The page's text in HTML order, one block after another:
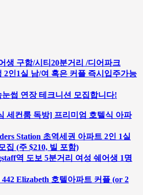
생 구함/시티20분거리 /디어파크
2인1실 남/여 혹은 커플 즉시입주가능
썹 연장 테크니션 모집합니다!
세컨룸 독방] 프리미엄 호텔식 아파
Station 초역세권 아파트 2인 1실
집 (주 $210, 빌 포함)
역 도보 5분거리 여성 쉐어생 1명
Elizabeth 호텔아파트 커플 (or 2